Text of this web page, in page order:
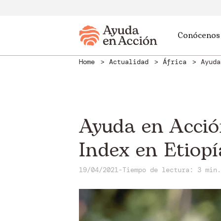
Conócenos
Home Actualidad África
Ayuda en
Index en
19/04/2021-Tiempo de lectura: 3 min.